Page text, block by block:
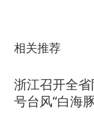
相关推荐
浙江召开全
号台风“白海